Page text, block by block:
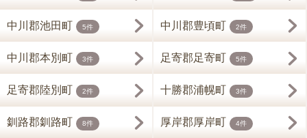
中川郡池田町 5件 中川郡豊頃町 2件
中川郡本別町 3件 足寄郡足寄町 5件
足寄郡陸別町 2件 十勝郡浦幌町 3件
釧路郡釧路町 8件 厚岸郡厚岸町 4件